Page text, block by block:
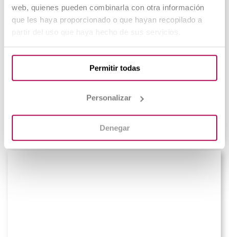
web, quienes pueden combinarla con otra información
que les haya proporcionado o que hayan recopilado a
Permitir todas
Personalizar
Denegar
Grado Superior en Comercio